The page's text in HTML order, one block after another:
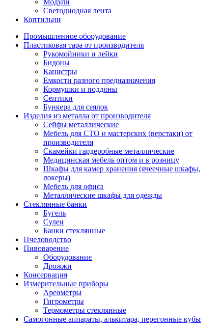
Модули
Светодиодная лента
Коптильни
Промышленное оборудование
Пластиковая тара от производителя
Рукомойники и лейки
Бидоны
Канистры
Емкости разного предназначения
Кормушки и поддоны
Септики
Бункера для сеялок
Изделия из металла от производителя
Сейфы металлические
Мебель для СТО и мастерских (верстаки) от
производителя
Скамейки гардеробные металлические
Медицинская мебель оптом и в розницу
Шкафы для камер хранения (ячеечные шкафы,
локеры)
Мебель для офиса
Металлические шкафы для одежды
Стеклянные банки
Бугель
Сулеи
Банки стеклянные
Пчеловодство
Пивоварение
Оборудование
Дрожжи
Консервация
Измерительные приборы
Ареометры
Гигрометры
Термометры стеклянные
Самогонные аппараты, алькитара, перегонные кубы